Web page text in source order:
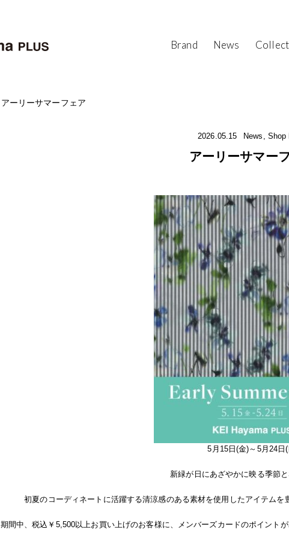
Brand News
アーリーサマーフェア
2026.05.15 News, Shop
アーリーサマー
5月15日(金)～5月24日
新緑が日にあざやかに映る季節と
初夏のコーディネートに活躍する清涼感のある素材を使用したアイテムを
期間中、税込￥5,500以上お買い上げのお客様に、メンバーズカードのポイント